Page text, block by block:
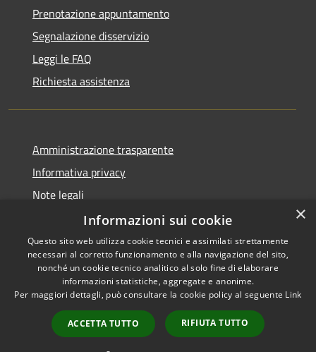
Prenotazione appuntamento
Segnalazione disservizio
Leggi le FAQ
Richiesta assistenza
Amministrazione trasparente
Informativa privacy
Note legali
Dichiarazione di accessibilità
RSS
Accessibilità
Copyright © 2026 • Comune di
Penne • Powered by
Municipium•
Accesso
redazione
×
Informazioni sui cookie
Questo sito web utilizza cookie tecnici e assimilati strettamente
necessari al corretto funzionamento e alla navigazione del sito,
nonché un cookie tecnico analitico al solo fine di elaborare
informazioni statistiche, aggregate e anonime.
Per maggiori dettagli, può consultare la cookie policy al seguente Link
ACCETTA TUTTO RIFIUTA TUTTO